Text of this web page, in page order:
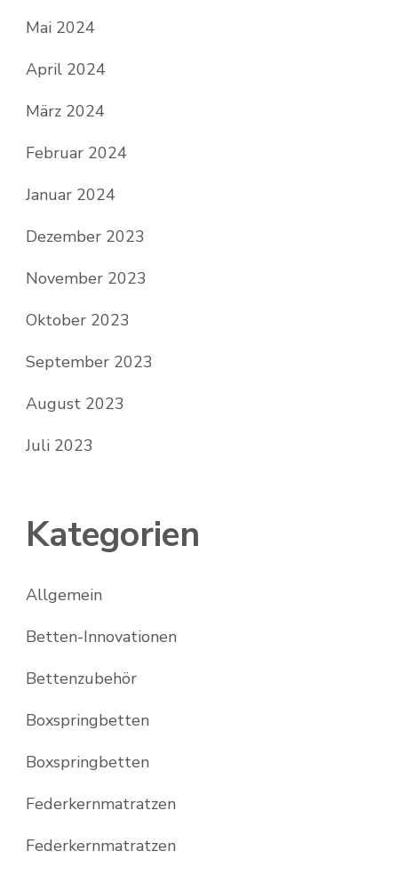
Mai 2024
April 2024
März 2024
Februar 2024
Januar 2024
Dezember 2023
November 2023
Oktober 2023
September 2023
August 2023
Juli 2023
Kategorien
Allgemein
Betten-Innovationen
Bettenzubehör
Boxspringbetten
Boxspringbetten
Federkernmatratzen
Federkernmatratzen